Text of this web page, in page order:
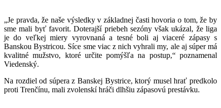
„Je pravda, že naše výsledky v základnej časti hovoria o tom, že by
sme mali byť favorit. Doterajší priebeh sezóny však ukázal, že liga
je do veľkej miery vyrovnaná a tesné boli aj viaceré zápasy s
Banskou Bystricou. Síce sme viac z nich vyhrali my, ale aj súper má
kvalitné mužstvo, ktoré určite pomýšľa na postup,“ poznamenal
Viedenský.
Na rozdiel od súpera z Banskej Bystrice, ktorý musel hrať predkolo
proti Trenčínu, mali zvolenskí hráči dlhšiu zápasovú prestávku.